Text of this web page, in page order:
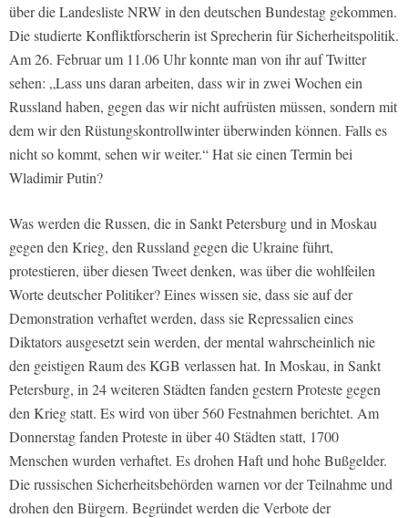
über die Landesliste NRW in den deutschen Bundestag gekommen.
Die studierte Konfliktforscherin ist Sprecherin für Sicherheitspolitik.
Am 26. Februar um 11.06 Uhr konnte man von ihr auf Twitter
sehen: „Lass uns daran arbeiten, dass wir in zwei Wochen ein
Russland haben, gegen das wir nicht aufrüsten müssen, sondern mit
dem wir den Rüstungskontrollwinter überwinden können. Falls es
nicht so kommt, sehen wir weiter.“ Hat sie einen Termin bei
Wladimir Putin?
Was werden die Russen, die in Sankt Petersburg und in Moskau
gegen den Krieg, den Russland gegen die Ukraine führt,
protestieren, über diesen Tweet denken, was über die wohlfeilen
Worte deutscher Politiker? Eines wissen sie, dass sie auf der
Demonstration verhaftet werden, dass sie Repressalien eines
Diktators ausgesetzt sein werden, der mental wahrscheinlich nie
den geistigen Raum des KGB verlassen hat. In Moskau, in Sankt
Petersburg, in 24 weiteren Städten fanden gestern Proteste gegen
den Krieg statt. Es wird von über 560 Festnahmen berichtet. Am
Donnerstag fanden Proteste in über 40 Städten statt, 1700
Menschen wurden verhaftet. Es drohen Haft und hohe Bußgelder.
Die russischen Sicherheitsbehörden warnen vor der Teilnahme und
drohen den Bürgern. Begründet werden die Verbote der